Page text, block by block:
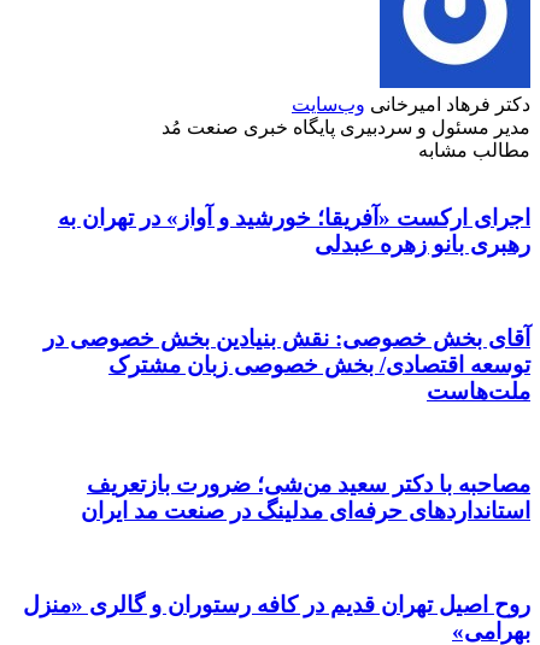
دکتر فرهاد امیرخانی وب‌سایت
مدیر مسئول و سردبیری پایگاه خبری صنعت مُد
مطالب مشابه
اجرای ارکست «آفریقا؛ خورشید و آواز» در تهران به
رهبری بانو زهره عبدلی
آقای بخش خصوصی: نقش بنیادین بخش خصوصی در
توسعه اقتصادی/ بخش خصوصی زبان مشترک
ملت‌هاست
مصاحبه با دکتر سعید من‌شی؛ ضرورت بازتعریف
استانداردهای حرفه‌ای مدلینگ در صنعت مد ایران
روح اصیل تهران قدیم در کافه رستوران و گالری «منزل
بهرامی»